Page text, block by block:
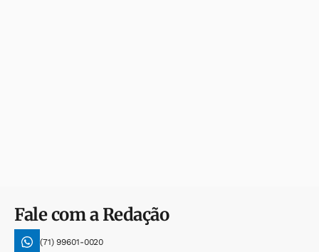
Fale com a Redação
(71) 99601-0020